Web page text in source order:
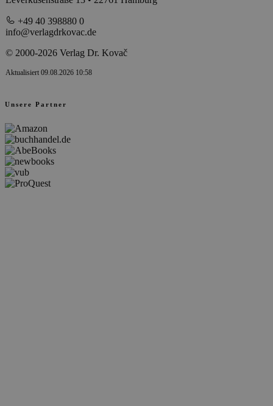
+49 40 398880 0
info@verlagdrkovac.de
© 2000-2026 Verlag Dr. Kovač
Aktualisiert 09.08.2026 10:58
Unsere Partner